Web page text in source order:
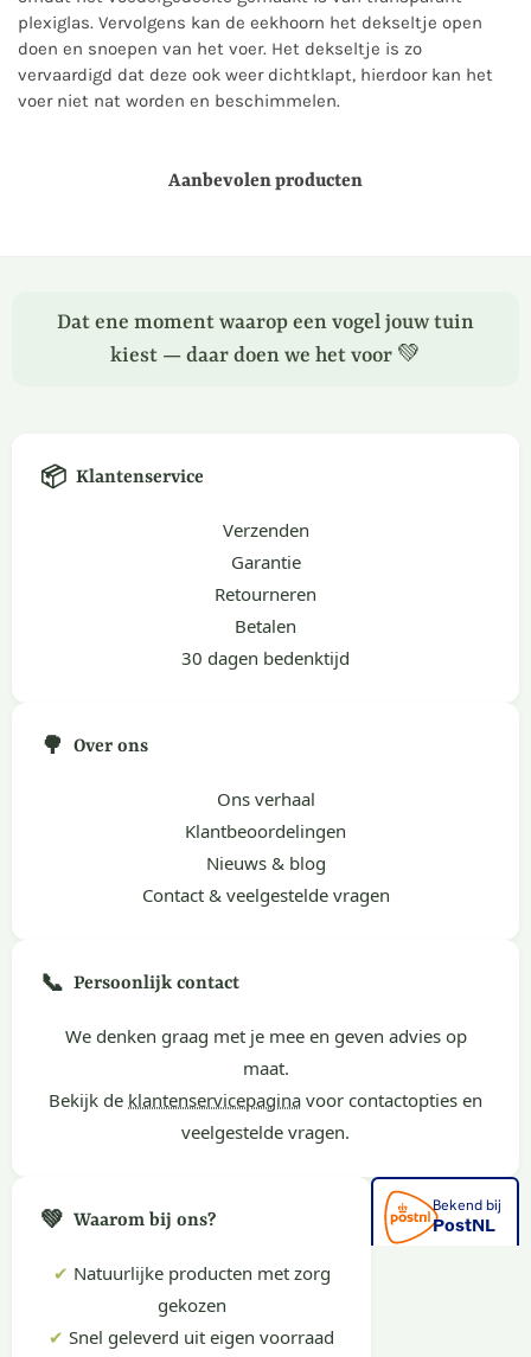
plexiglas. Vervolgens kan de eekhoorn het dekseltje open
doen en snoepen van het voer. Het dekseltje is zo
vervaardigd dat deze ook weer dichtklapt, hierdoor kan het
voer niet nat worden en beschimmelen.
Aanbevolen producten
Dat ene moment waarop een vogel jouw tuin
kiest — daar doen we het voor 💚
📦 Klantenservice
Verzenden
Garantie
Retourneren
Betalen
30 dagen bedenktijd
🌳 Over ons
Ons verhaal
Klantbeoordelingen
Nieuws & blog
Contact & veelgestelde vragen
📞 Persoonlijk contact
We denken graag met je mee en geven advies op
maat.
Bekijk de klantenservicepagina voor contactopties en
veelgestelde vragen.
💚 Waarom bij ons?
✔ Natuurlijke producten met zorg
gekozen
✔ Snel geleverd uit eigen voorraad